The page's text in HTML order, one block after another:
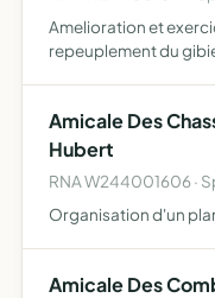
Amelioration et
repeuplement du
Amicale Des
Hubert
RNA W244001606 ·
Organisation d'un
Amicale Des